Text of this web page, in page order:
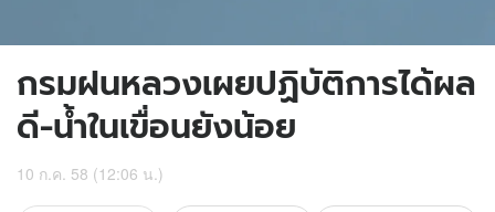
กรมฝนหลวงเผยปฏิบัติการได้ผล
ดี-น้ำในเขื่อนยังน้อย
10 ก.ค. 58 (12:06 น.)